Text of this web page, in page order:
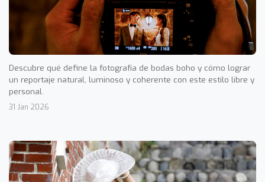
Descubre qué define la fotografía de bodas boho y cómo lograr
un reportaje natural, luminoso y coherente con este estilo libre y
personal.
31 Jan 2026